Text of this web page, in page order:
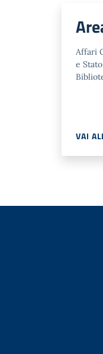
Affari
e
VAI